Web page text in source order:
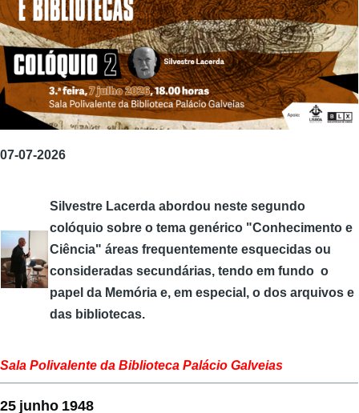
07-07-2026
Silvestre Lacerda abordou neste segundo
colóquio sobre o tema genérico "Conhecimento e
Ciência" áreas frequentemente esquecidas ou
consideradas secundárias, tendo em fundo o
papel da Memória e, em especial, o dos arquivos e
das bibliotecas.
Sala Polivalente da Biblioteca Palácio Galveias
25 junho 1948